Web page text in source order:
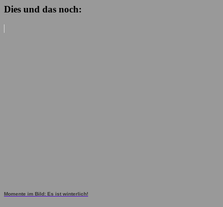
Dies und das noch:
Momente im Bild: Es ist winterlich!